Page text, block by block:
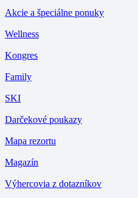
Akcie a špeciálne ponuky
Wellness
Kongres
Family
SKI
Darčekové poukazy
Mapa rezortu
Magazín
Výhercovia z dotazníkov